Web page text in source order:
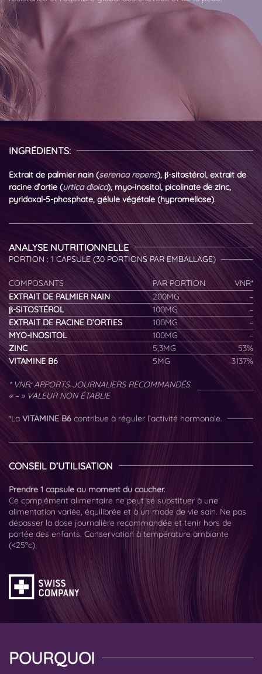
INGRÉDIENTS:
Extrait de palmier nain (serenoa repens), β-sitostérol, extrait de
racine d’ortie (urtica dioica), myo-inositol, picolinate de zinc,
pyridoxal-5-phosphate, gélule végétale (hypromellose).
ANALYSE NUTRITIONNELLE
PORTION : 1 CAPSULE (30 PORTIONS PAR EMBALLAGE)
COMPOSANTS PAR PORTION
VNR*
EXTRAIT DE PALMIER NAIN
200MG
–
β-SITOSTÉROL
100MG
–
EXTRAIT DE RACINE D’ORTIES
100MG
–
MYO-INOSITOL
100MG
–
ZINC
5,3MG
53%
VITAMINE B6
5MG 3137%
* VNR: APPORTS JOURNALIERS RECOMMANDÉS.
« – » VALEUR NON ÉTABLIE
*La VITAMINE B6 contribue à réguler l’activité hormonale.
CONSEIL D’UTILISATION
Prendre 1 capsule au moment du coucher.
Ce complément alimentaire ne peut se substituer à une
alimentation variée, équilibrée et à un mode de vie sain. Ne pas
dépasser la dose journalière recommandée et tenir hors de
portée des enfants. Conservation à température ambiante
(<25°c)
POURQUOI